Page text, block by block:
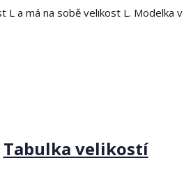
a má na sobě velikost L. Modelka
Tabulka velikostí